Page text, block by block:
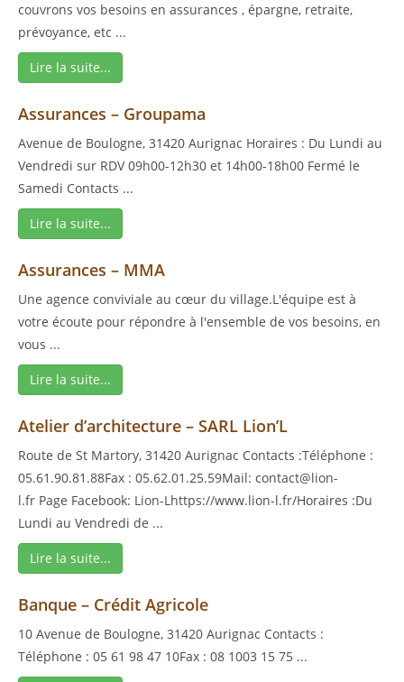
couvrons vos besoins en assurances , épargne, retraite,
prévoyance, etc ...
Lire la suite...
Assurances – Groupama
Avenue de Boulogne, 31420 Aurignac Horaires : Du Lundi au
Vendredi sur RDV 09h00-12h30 et 14h00-18h00 Fermé le
Samedi Contacts ...
Lire la suite...
Assurances – MMA
Une agence conviviale au cœur du village.L'équipe est à
votre écoute pour répondre à l'ensemble de vos besoins, en
vous ...
Lire la suite...
Atelier d’architecture – SARL Lion’L
Route de St Martory, 31420 Aurignac Contacts :Téléphone :
05.61.90.81.88Fax : 05.62.01.25.59Mail: contact@lion-
l.fr Page Facebook: Lion-Lhttps://www.lion-l.fr/Horaires :Du
Lundi au Vendredi de ...
Lire la suite...
Banque – Crédit Agricole
10 Avenue de Boulogne, 31420 Aurignac Contacts :
Téléphone : 05 61 98 47 10Fax : 08 1003 15 75 ...